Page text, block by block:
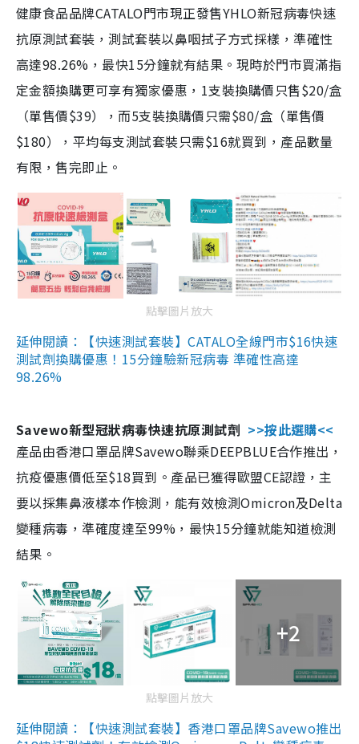
健康食品品牌CATALO門市現正發售YHLO新冠病毒快速
抗原測試套裝，測試套裝以鼻咽拭子方式採樣，準確性
高達98.26%，最快15分鐘就有結果。現時於門市買滿指
定金額換購更可享有獨家優惠，1支裝換購價只售$20/盒
（單售價$39），而5支裝換購價只需$80/盒（單售價
$180），平均每支測試套裝只需$16就買到，產品數量
有限，售完即止。
點擊圖片放大
延伸閱讀：【快速測試套裝】CATALO全線門市$16快速
測試劑換購優惠！15分鐘驗新冠病毒 準確性高達
98.26%
Savewo新型冠狀病毒快速抗原測試劑 >>按此選購<<
產品由香港口罩品牌Savewo聯乘DEEPBLUE合作推出，
抗疫優惠價低至$18買到。產品已獲得歐盟CE認證，主
要以採集鼻液樣本作檢測，能有效檢測Omicron及Delta
變種病毒，準確度達至99%，最快15分鐘就能知道檢測
結果。
+2
點擊圖片放大
延伸閱讀：【快速測試套裝】香港口罩品牌Savewo推出